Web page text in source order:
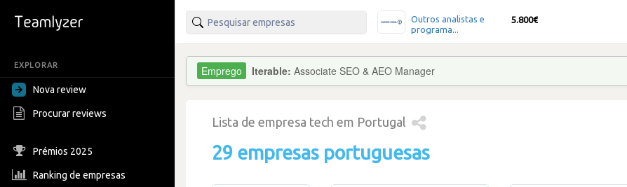
EXPLORAR
Nova review
Procurar reviews
Prémios 2025
Ranking de empresas
Outros analistas e
programa...
5.800€
Iterable: Associate SEO & AEO Manager
Lista de empresa tech em Portugal
29 empresas portuguesas